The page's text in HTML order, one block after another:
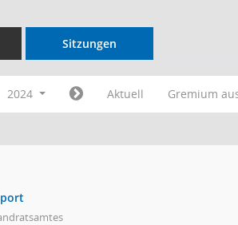
Sitzungen
2024 Aktuell Gremium